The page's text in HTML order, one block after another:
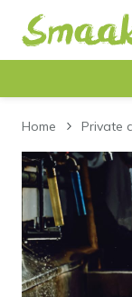
Home Private